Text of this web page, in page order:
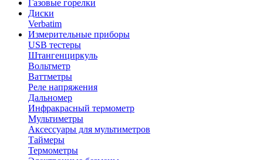
Газовые горелки
Диски
Verbatim
Измерительные приборы
USB тестеры
Штангенциркуль
Вольтметр
Ваттметры
Реле напряжения
Дальномер
Инфракрасный термометр
Мультиметры
Аксессуары для мультиметров
Таймеры
Термометры